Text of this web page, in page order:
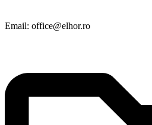
Email: office@elhor.ro